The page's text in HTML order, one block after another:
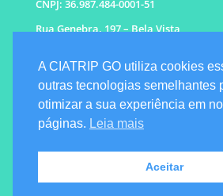
CNPJ: 36.987.484-0001-51
Rua Genebra, 197 – Bela Vista
WhatsApp: (11) 96333-6677 |
94341-1314
E-mail: info@ciatrip.com
Atendimento Comercial:
Segunda à Sexta: 9h às 18h
Sábado e Domingo: 10h as 16h
Emergencial: Seg a Dom das 7h as 22h
A CIATRIP GO utiliza cookies
outras tecnologias semelhantes
otimizar a sua experiência em
páginas. Leia mais
Aceitar